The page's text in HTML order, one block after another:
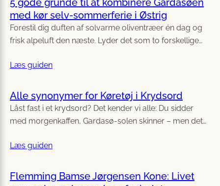
5 gode grunde til at kombinere Gardasøen
med kør selv-sommerferie i Østrig
Forestil dig duften af solvarme oliventræer én dag og
frisk alpeluft den næste. Lyder det som to forskellige…
Læs guiden
Alle synonymer for Køretøj i Krydsord
Låst fast i et krydsord? Det kender vi alle: Du sidder
med morgenkaffen, Gardasø-solen skinner – men det…
Læs guiden
Flemming Bamse Jørgensen Kone: Livet